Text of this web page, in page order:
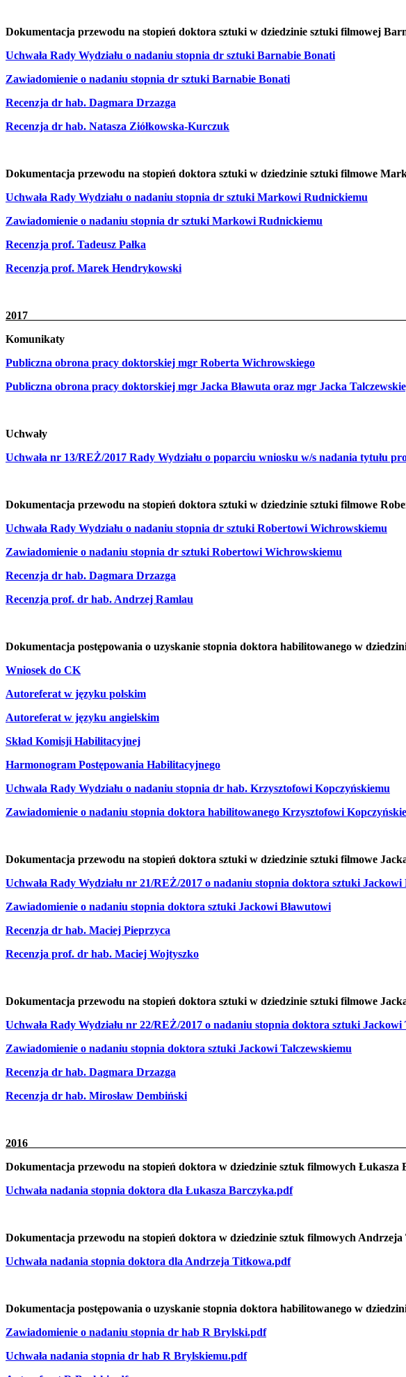
Dokumentacja przewodu na stopień doktora sztuki w dziedzinie sztuki filmowej
Uchwała Rady Wydziału o nadaniu stopnia dr sztuki Barnabie Bonati
Zawiadomienie o nadaniu stopnia dr sztuki Barnabie Bonati
Recenzja dr hab. Dagmara Drzazga
Recenzja dr hab. Natasza Ziółkowska-Kurczuk
Dokumentacja przewodu na stopień doktora sztuki w dziedzinie sztuki filmowe
Uchwała Rady Wydziału o nadaniu stopnia dr sztuki Markowi Rudnickiemu
Zawiadomienie o nadaniu stopnia dr sztuki Markowi Rudnickiemu
Recenzja prof. Tadeusz Pałka
Recenzja prof. Marek Hendrykowski
Komunikaty
Publiczna obrona pracy doktorskiej mgr Roberta Wichrowskiego
Publiczna obrona pracy doktorskiej mgr Jacka Bławuta oraz mgr Jacka
Uchwały
Uchwała nr 13/REŻ/2017 Rady Wydziału o poparciu wniosku w/s nadania tytułu
Dokumentacja przewodu na stopień doktora sztuki w dziedzinie sztuki filmowe
Uchwała Rady Wydziału o nadaniu stopnia dr sztuki Robertowi Wichrowskiemu
Zawiadomienie o nadaniu stopnia dr sztuki Robertowi Wichrowskiemu
Recenzja dr hab. Dagmara Drzazga
Recenzja prof. dr hab. Andrzej Ramlau
Dokumentacja postępowania o uzyskanie stopnia doktora habilitowanego w
Wniosek do CK
Autoreferat w języku polskim
Autoreferat w języku angielskim
Skład Komisji Habilitacyjnej
Harmonogram Postępowania Habilitacyjnego
Uchwala Rady Wydziału o nadaniu stopnia dr hab. Krzysztofowi Kopczyńskiemu
Zawiadomienie o nadaniu stopnia doktora habilitowanego Krzysztofowi
Dokumentacja przewodu na stopień doktora sztuki w dziedzinie sztuki filmowe
Uchwała Rady Wydziału nr 21/REŻ/2017 o nadaniu stopnia doktora sztuki Jackowi
Zawiadomienie o nadaniu stopnia doktora sztuki Jackowi Bławutowi
Recenzja dr hab. Maciej Pieprzyca
Recenzja prof. dr hab. Maciej Wojtyszko
Dokumentacja przewodu na stopień doktora sztuki w dziedzinie sztuki filmowe
Uchwała Rady Wydziału nr 22/REŻ/2017 o nadaniu stopnia doktora sztuki Jackowi
Zawiadomienie o nadaniu stopnia doktora sztuki Jackowi Talczewskiemu
Recenzja dr hab. Dagmara Drzazga
Recenzja dr hab. Mirosław Dembiński
Dokumentacja przewodu na stopień doktora w dziedzinie sztuk filmowych Łukasza
Uchwała nadania stopnia doktora dla Łukasza Barczyka.pdf
Dokumentacja przewodu na stopień doktora w dziedzinie sztuk filmowych
Uchwała nadania stopnia doktora dla Andrzeja Titkowa.pdf
Dokumentacja postępowania o uzyskanie stopnia doktora habilitowanego w
Zawiadomienie o nadaniu stopnia dr hab R Brylski.pdf
Uchwała nadania stopnia dr hab R Brylskiemu.pdf